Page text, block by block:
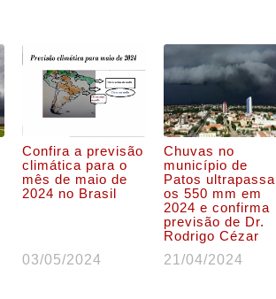
Confira a previsão
climática para o
mês de maio de
2024 no Brasil
03/05/2024
Chuvas no
município de
Patos
os 550 mm em
2024 e confirma
previsão de Dr.
Rodrigo Cézar
21/04/2024